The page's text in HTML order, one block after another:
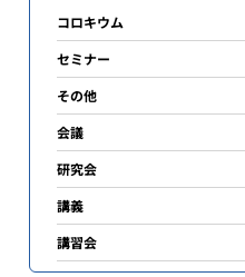
コロキウム
セミナー
その他
会議
研究会
講義
講習会